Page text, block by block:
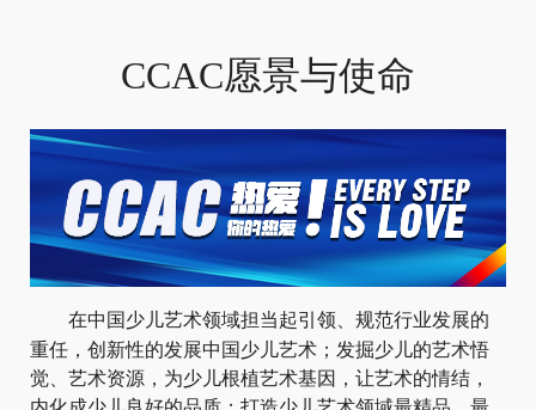
CCAC愿景与使命
在中国少儿艺术领域担当起引领、规范行业发展的
重任，创新性的发展中国少儿艺术；发掘少儿的艺术悟
觉、艺术资源，为少儿根植艺术基因，让艺术的情结，